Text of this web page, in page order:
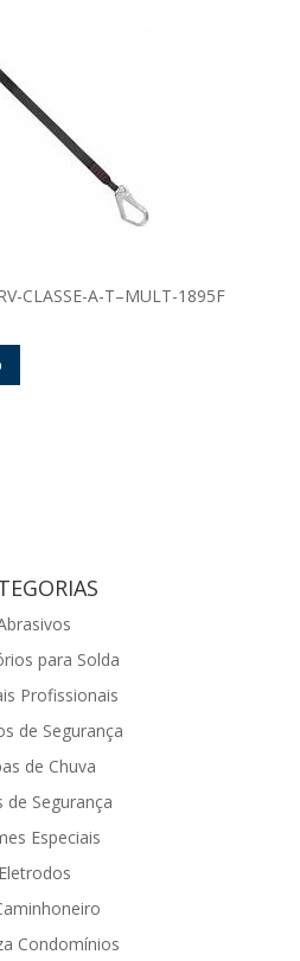
CLASSE-A-T–MULT-1895F
para Solda
Profissionais
de Segurança
de Chuva
de Segurança
Especiais
Eletrodos
Condomínios